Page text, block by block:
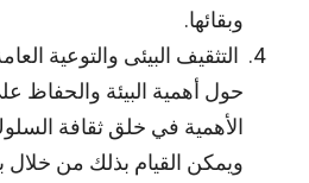
وبقائها.
التثقيف البيئى والتوعية
حول أهمية البيئة والحفاظ
الأهمية في خلق ثقافة
ويمكن القيام بذلك من خلال